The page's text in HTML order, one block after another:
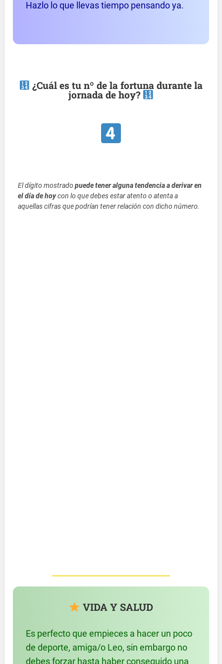
Hazlo lo que llevas tiempo pensando ya.
¿Cuál es tu nº de la fortuna durante la
jornada de hoy?
El dígito mostradopuede tener alguna tendencia a derivar en
el día de hoycon lo que debes estar atento o atenta a
aquellas cifras que podrían tener relación con dicho número.
VIDA Y SALUD
Es perfecto que empieces a hacer un poco
de deporte, amiga/o Leo, sin embargo no
debes forzar hasta haber conseguido una